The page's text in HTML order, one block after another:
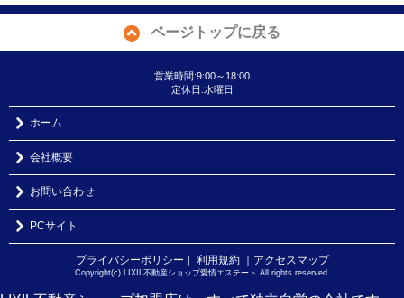
ページトップに戻る
営業時間:9:00～18:00
定休日:水曜日
ホーム
会社概要
お問い合わせ
PCサイト
プライバシーポリシー 利用規約 ｜アクセスマップ
Copyright(c) LIXIL不動産ショップ愛情エステート All rights reserved.